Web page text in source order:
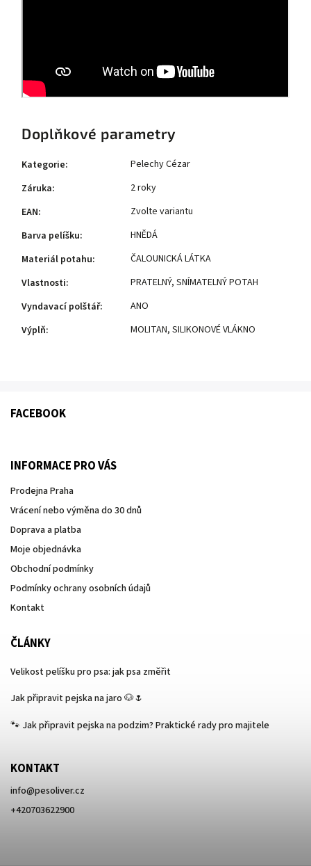
Doplňkové parametry
Kategorie:
Pelechy Cézar
Záruka:
2 roky
EAN:
Zvolte variantu
Barva pelíšku:
HNĚDÁ
Materiál potahu:
ČALOUNICKÁ LÁTKA
Vlastnosti: PRATELNÝ, SNÍMATELNÝ POTAH
Vyndavací polštář:
ANO
Výplň: MOLITAN, SILIKONOVÉ VLÁKNO
FACEBOOK
INFORMACE PRO VÁS
Prodejna Praha
Vrácení nebo výměna do 30 dnů
Doprava a platba
Moje objednávka
Obchodní podmínky
Podmínky ochrany osobních údajů
Kontakt
ČLÁNKY
Velikost pelíšku pro psa: jak psa změřit
Jak připravit pejska na jaro 🐶🌷
🐾 Jak připravit pejska na podzim? Praktické rady pro majitele
KONTAKT
info@pesoliver.cz
+420703622900